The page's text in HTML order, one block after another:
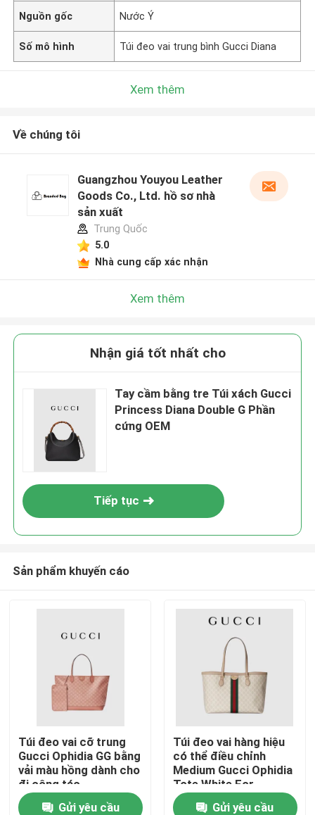
Nguồn gốc Nước Ý
Số mô hình Túi đeo vai trung bình Gucci Diana
Xem thêm
Về chúng tôi
Guangzhou Youyou Leather
Goods Co., Ltd. hồ sơ nhà
sản xuất
Trung Quốc
5.0
Nhà cung cấp xác nhận
Xem thêm
Nhận giá tốt nhất cho
Tay cầm bằng tre Túi xách Gucci
Princess Diana Double G Phần
cứng OEM
Tiếp tục
Sản phẩm khuyến cáo
Túi đeo vai cỡ trung
Gucci Ophidia GG bằng
vải màu hồng dành cho
đi công tác
Gửi yêu cầu
Túi đeo vai hàng hiệu
có thể điều chỉnh
Medium Gucci Ophidia
Tote White For
Women
Gửi yêu cầu